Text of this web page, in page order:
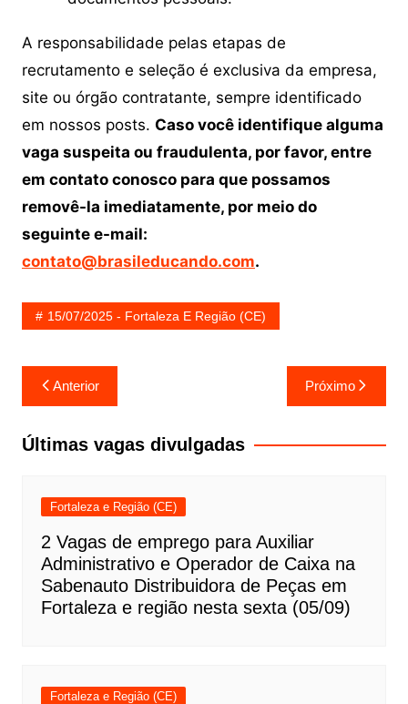
A responsabilidade pelas etapas de
recrutamento e seleção é exclusiva da empresa,
site ou órgão contratante, sempre identificado
em nossos posts. Caso você identifique alguma
vaga suspeita ou fraudulenta, por favor, entre
em contato conosco para que possamos
removê-la imediatamente, por meio do
seguinte e-mail:
contato@brasileducando.com.
15/07/2025 - Fortaleza E Região (CE)
Navegação
de
Post
Anterior Próximo
Últimas vagas divulgadas
Fortaleza e Região (CE)
2 Vagas de emprego para Auxiliar
Administrativo e Operador de Caixa na
Sabenauto Distribuidora de Peças em
Fortaleza e região nesta sexta (05/09)
Fortaleza e Região (CE)